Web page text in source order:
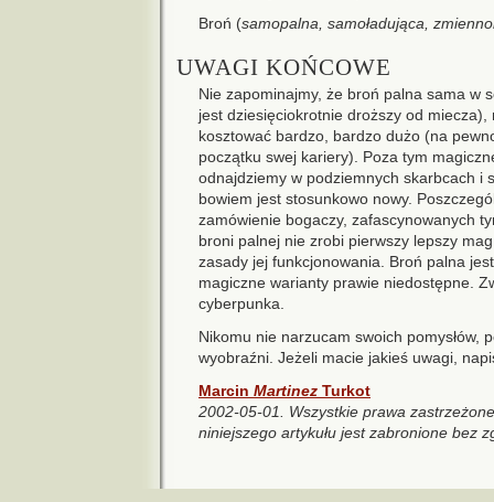
Broń (samopalna, samoładująca,
UWAGI KOŃCOWE
Nie zapominajmy, że broń palna sama w
jest dziesięciokrotnie droższy od
kosztować bardzo, bardzo dużo (na
początku swej kariery). Poza tym
odnajdziemy w podziemnych skarbcach i
bowiem jest stosunkowo nowy.
zamówienie bogaczy, zafascynowanych
broni palnej nie zrobi pierwszy lepszy
zasady jej funkcjonowania. Broń palna
magiczne warianty prawie niedostępne.
cyberpunka.
Nikomu nie narzucam swoich pomysłów,
wyobraźni. Jeżeli macie jakieś uwagi,
Marcin Martinez Turkot
2002-05-01. Wszystkie prawa
niniejszego artykułu jest zabronione bez